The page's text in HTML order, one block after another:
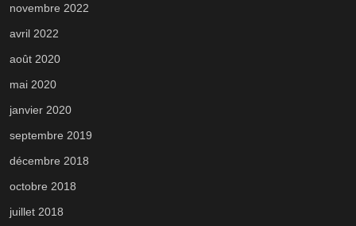
novembre 2022
avril 2022
août 2020
mai 2020
janvier 2020
septembre 2019
décembre 2018
octobre 2018
juillet 2018